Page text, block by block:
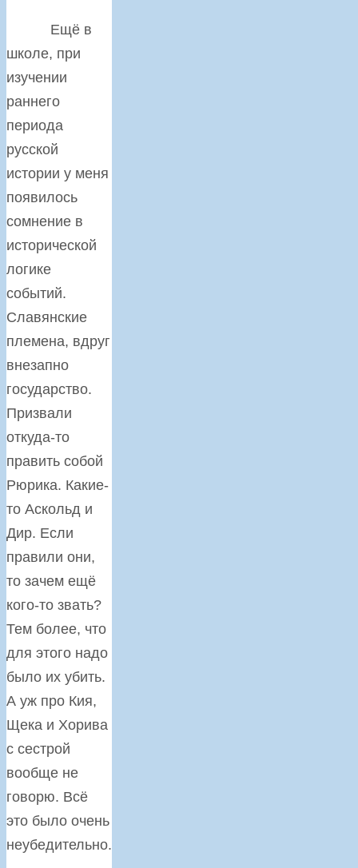
Ещё в
школе, при
изучении
раннего
периода
русской
истории у меня
появилось
сомнение в
исторической
логике
событий.
Славянские
племена, вдруг
внезапно
государство.
Призвали
откуда-то
править собой
Рюрика. Какие-
то Аскольд и
Дир. Если
правили они,
то зачем ещё
кого-то звать?
Тем более, что
для этого надо
было их убить.
А уж про Кия,
Щека и Хорива
с сестрой
вообще не
говорю. Всё
это было очень
неубедительно.